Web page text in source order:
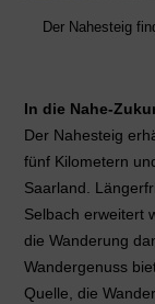
Der Nahesteig
In die Nahe-
Der Nahesteig
fünf Kilometern
Saarland.
Selbach erweitert
die Wanderung
Wandergenuss
Quelle, die